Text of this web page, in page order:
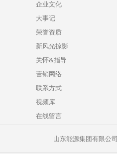
企业文化
大事记
荣誉资质
新风光掠影
关怀&指导
营销网络
联系方式
视频库
在线留言
山东能源集团有限公司